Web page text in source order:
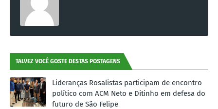
TALVEZ VOCÊ GOSTE DESTAS POSTAGENS
Lideranças Rosalistas participam de encontro
político com ACM Neto e Ditinho em defesa do
futuro de São Felipe